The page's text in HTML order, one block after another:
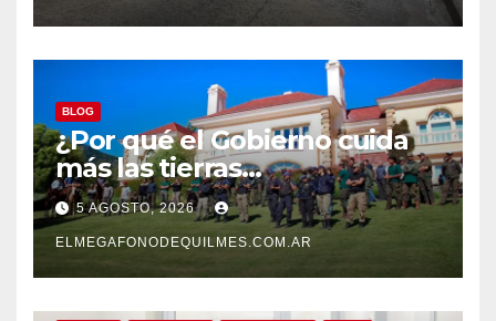
BLOG
¿Por qué el Gobierno cuida
más las tierras
extranjerizadas que el
patrimonio de todos los
argentinos?
5 AGOSTO, 2026
ELMEGAFONODEQUILMES.COM.AR